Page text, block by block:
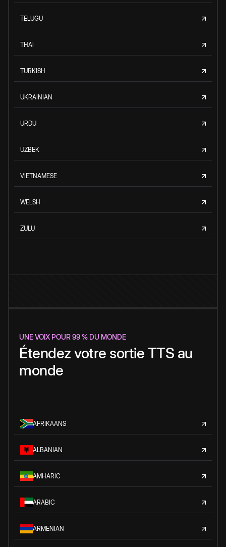
TELUGU
THAI
TURKISH
UKRAINIAN
URDU
UZBEK
VIETNAMESE
WELSH
ZULU
UNE VOIX POUR 99 % DU MONDE
Étendez votre sortie TTS au
monde
AFRIKAANS
ALBANIAN
AMHARIC
ARABIC
ARMENIAN